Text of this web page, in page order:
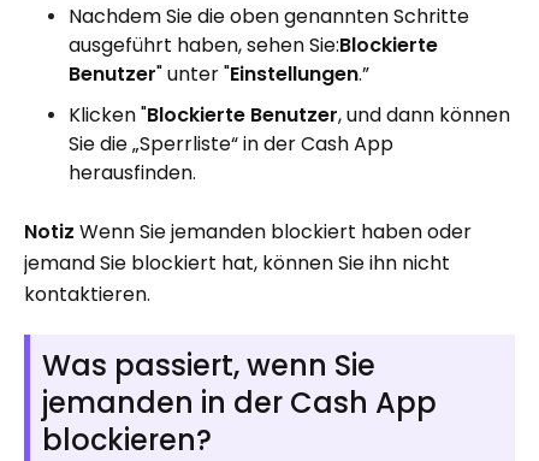
Nachdem Sie die oben genannten Schritte
ausgeführt haben, sehen Sie:Blockierte
Benutzer" unter "Einstellungen.”
Klicken "Blockierte Benutzer, und dann können
Sie die „Sperrliste“ in der Cash App
herausfinden.
Notiz Wenn Sie jemanden blockiert haben oder
jemand Sie blockiert hat, können Sie ihn nicht
kontaktieren.
Was passiert, wenn Sie
jemanden in der Cash App
blockieren?